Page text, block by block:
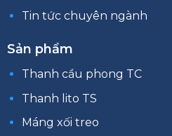
Tin tức chuyên ngành
Sản phẩm
Thanh cầu phong TC
Thanh lito TS
Máng xối treo